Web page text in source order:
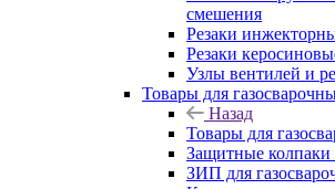
смешения
Резаки
Резаки
Узлы вентилей и
Товары для
Назад
Товары для
Защитные колпаки
ЗИП для